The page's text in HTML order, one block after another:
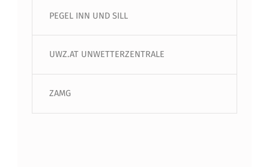
PEGEL INN UND SILL
UWZ.AT UNWETTERZENTRALE
ZAMG